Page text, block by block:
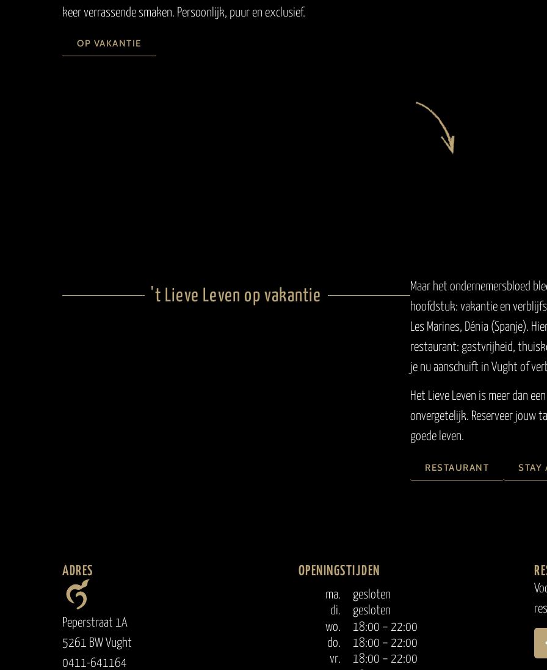
keer verrassende smaken. Persoonlijk, puur en exclusief.
OP VAKANTIE
Maar het ondernemersbloed
hoofdstuk: vakantie en
Les Marines, Dénia (Spanje).
restaurant: gastvrijheid,
je nu aanschuift in Vught of
Het Lieve Leven is meer dan
onvergetelijk. Reserveer jouw
goede leven.
RESTAURANT STAY
't Lieve Leven op vakantie
ADRES
Peperstraat 1A
5261 BW Vught
0411-641164
OPENINGSTIJDEN
ma.
di.
wo.
do.
vr.
gesloten
gesloten
18:00 – 22:00
18:00 – 22:00
18:00 – 22:00